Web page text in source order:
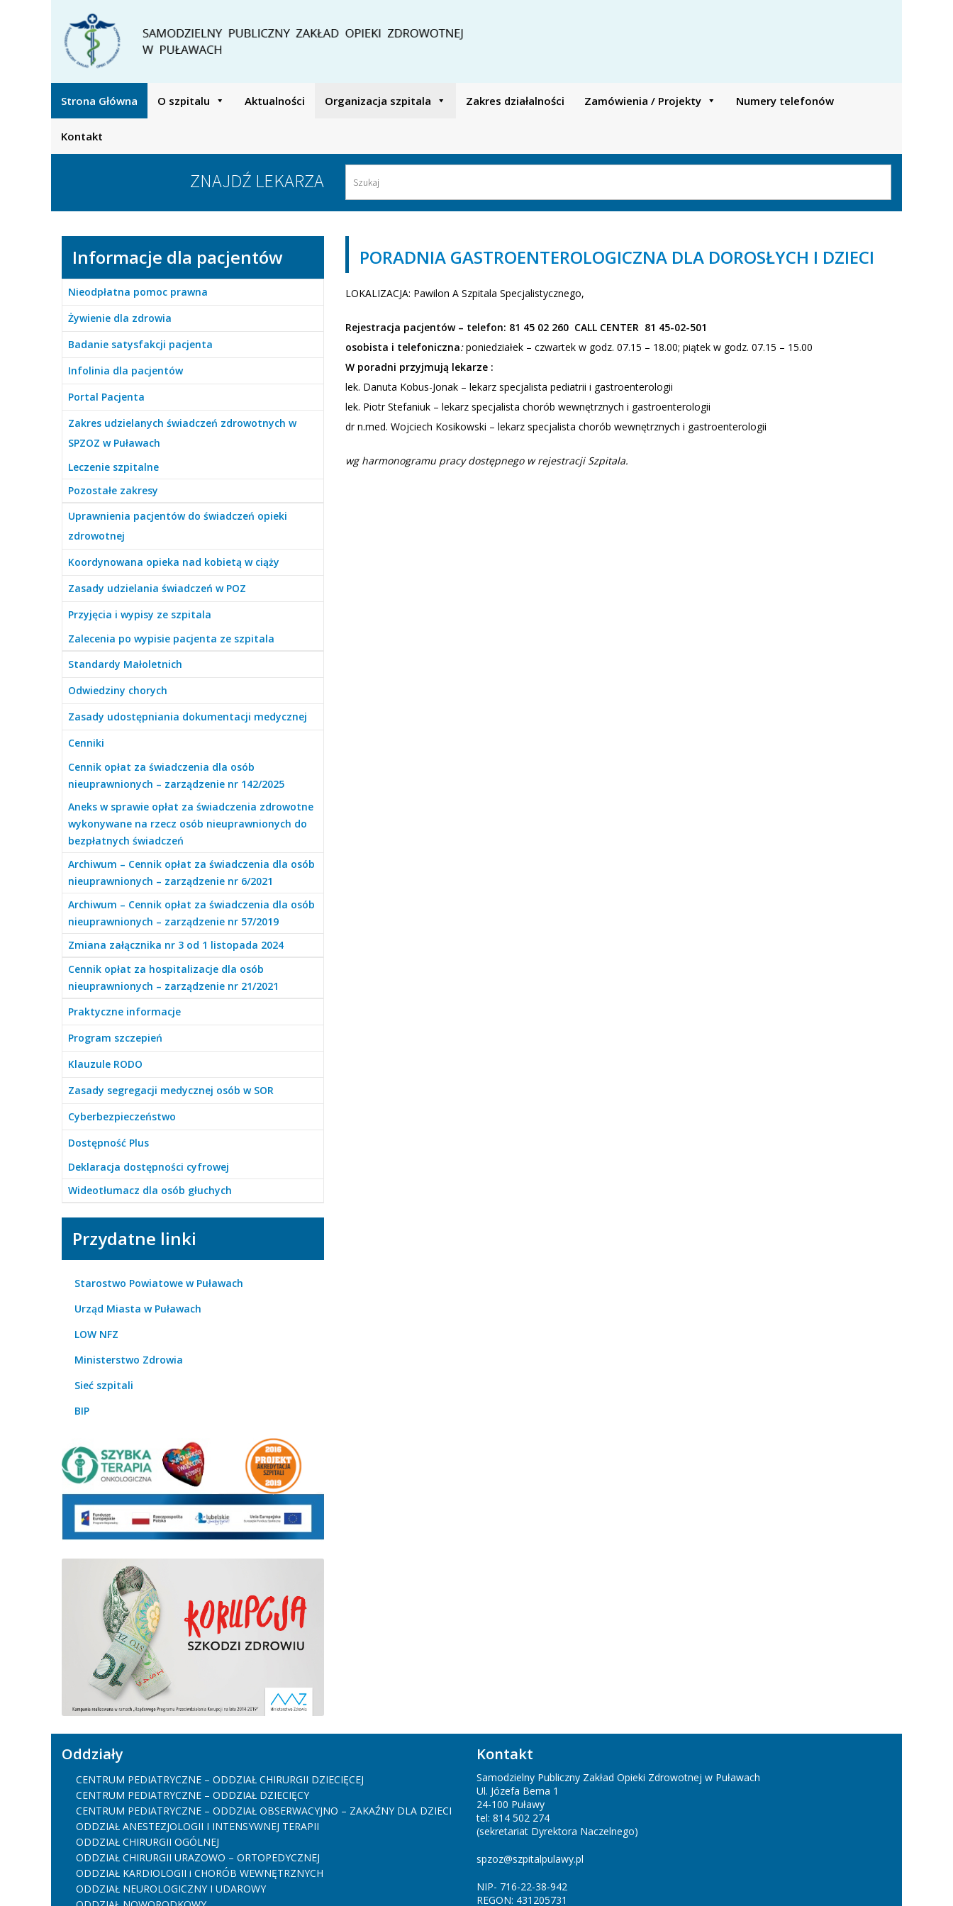
Strona Główna O szpitalu Aktualności Organizacja szpitala Zakres działalności Zamówienia / Projekty Numery telefonów
Kontakt
ZNAJDŹ LEKARZA
Informacje dla pacjentów
Nieodpłatna pomoc prawna
Żywienie dla zdrowia
Badanie satysfakcji pacjenta
Infolinia dla pacjentów
Portal Pacjenta
Zakres udzielanych świadczeń zdrowotnych w
SPZOZ w Puławach
Leczenie szpitalne
Pozostałe zakresy
Uprawnienia pacjentów do świadczeń opieki
zdrowotnej
Koordynowana opieka nad kobietą w ciąży
Zasady udzielania świadczeń w POZ
Przyjęcia i wypisy ze szpitala
Zalecenia po wypisie pacjenta ze szpitala
Standardy Małoletnich
Odwiedziny chorych
Zasady udostępniania dokumentacji medycznej
Cenniki
Cennik opłat za świadczenia dla osób
nieuprawnionych – zarządzenie nr 142/2025
Aneks w sprawie opłat za świadczenia zdrowotne
wykonywane na rzecz osób nieuprawnionych do
bezpłatnych świadczeń
Archiwum – Cennik opłat za świadczenia dla osób
nieuprawnionych – zarządzenie nr 6/2021
Archiwum – Cennik opłat za świadczenia dla osób
nieuprawnionych – zarządzenie nr 57/2019
Zmiana załącznika nr 3 od 1 listopada 2024
Cennik opłat za hospitalizacje dla osób
nieuprawnionych – zarządzenie nr 21/2021
Praktyczne informacje
Program szczepień
Klauzule RODO
Zasady segregacji medycznej osób w SOR
Cyberbezpieczeństwo
Dostępność Plus
Deklaracja dostępności cyfrowej
Wideotłumacz dla osób głuchych
Przydatne linki
Starostwo Powiatowe w Puławach
Urząd Miasta w Puławach
LOW NFZ
Ministerstwo Zdrowia
Sieć szpitali
BIP
PORADNIA GASTROENTEROLOGICZNA DLA DOROSŁYCH I DZIECI
LOKALIZACJA: Pawilon A Szpitala Specjalistycznego,
Rejestracja pacjentów – telefon: 81 45 02 260 CALL CENTER 81 45-02-501
osobista i telefoniczna:poniedziałek – czwartek w godz. 07.15 – 18.00; piątek w godz. 07.15 – 15.00
W poradni przyjmują lekarze :
lek. Danuta Kobus-Jonak – lekarz specjalista pediatrii i gastroenterologii
lek. Piotr Stefaniuk – lekarz specjalista chorób wewnętrznych i gastroenterologii
dr n.med. Wojciech Kosikowski – lekarz specjalista chorób wewnętrznych i gastroenterologii
wg harmonogramu pracy dostępnego w rejestracji Szpitala.
Oddziały
CENTRUM PEDIATRYCZNE – ODDZIAŁ CHIRURGII DZIECIĘCEJ
CENTRUM PEDIATRYCZNE – ODDZIAŁ DZIECIĘCY
CENTRUM PEDIATRYCZNE – ODDZIAŁ OBSERWACYJNO – ZAKAŹNY DLA DZIECI
ODDZIAŁ ANESTEZJOLOGII I INTENSYWNEJ TERAPII
ODDZIAŁ CHIRURGII OGÓLNEJ
ODDZIAŁ CHIRURGII URAZOWO – ORTOPEDYCZNEJ
ODDZIAŁ KARDIOLOGII i CHORÓB WEWNĘTRZNYCH
ODDZIAŁ NEUROLOGICZNY I UDAROWY
Kontakt
Samodzielny Publiczny Zakład Opieki Zdrowotnej w Puławach
Ul. Józefa Bema 1
24-100 Puławy
tel: 814 502 274
(sekretariat Dyrektora Naczelnego)
spzoz@szpitalpulawy.pl
NIP- 716-22-38-942
REGON: 431205731